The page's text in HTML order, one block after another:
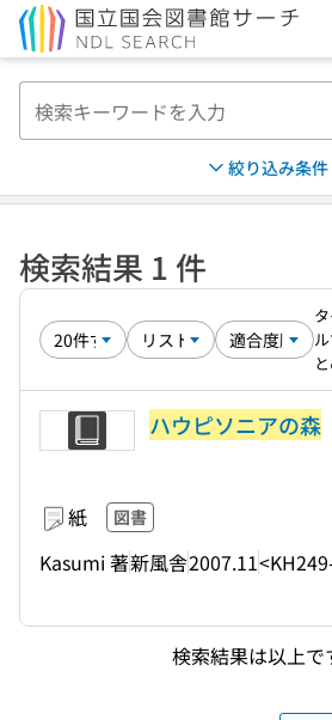
絞り込み条件
検索結果 1 件
ハウピソニアの森
紙 図書
Kasumi 著新風舎2007.11
検索結果は以上で